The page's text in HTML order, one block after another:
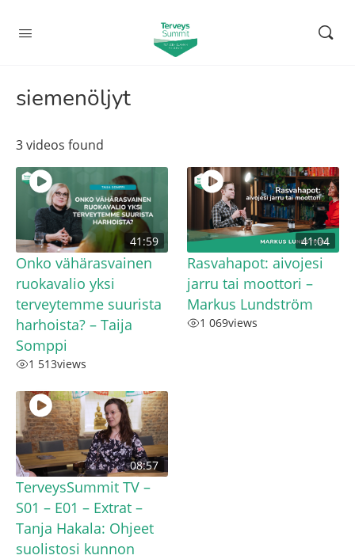
siemenöljyt
3 videos found
41:59
Onko vähärasvainen
ruokavalio yksi
terveytemme suurista
harhoista? – Taija
Somppi
1 513views
41:04
Rasvahapot: aivojesi
jarru tai moottori –
Markus Lundström
1 069views
08:57
TerveysSummit TV –
S01 – E01 – Extrat –
Tanja Hakala: Ohjeet
suolistosi kunnon